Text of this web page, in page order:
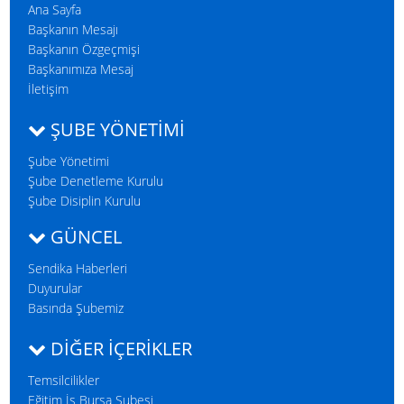
Ana Sayfa
Başkanın Mesajı
Başkanın Özgeçmişi
Başkanımıza Mesaj
İletişim
ŞUBE YÖNETİMİ
Şube Yönetimi
Şube Denetleme Kurulu
Şube Disiplin Kurulu
GÜNCEL
Sendika Haberleri
Duyurular
Basında Şubemiz
DIĞER İÇERIKLER
Temsilcilikler
Eğitim İş Bursa Şubesi